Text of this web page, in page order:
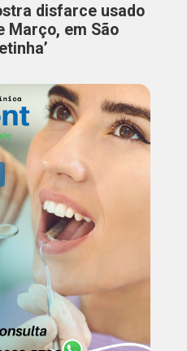
disfarce usado
Março, em São